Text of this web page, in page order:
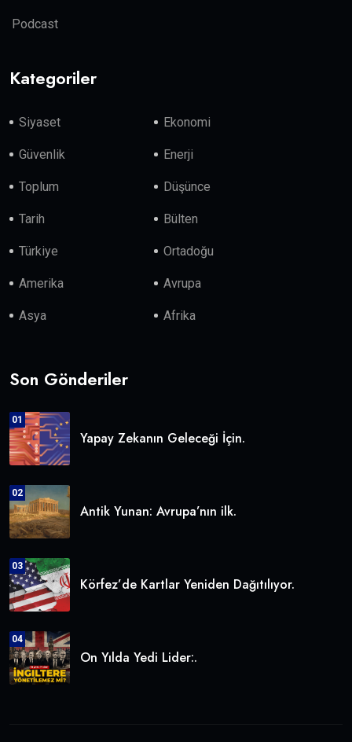
Podcast
Kategoriler
Siyaset Ekonomi
Güvenlik Enerji
Toplum Düşünce
Tarih Bülten
Türkiye Ortadoğu
Amerika Avrupa
Asya Afrika
Son Gönderiler
01
Yapay Zekanın Geleceği İçin.
02
Antik Yunan: Avrupa’nın ilk.
03
Körfez’de Kartlar Yeniden Dağıtılıyor.
04
On Yılda Yedi Lider:.